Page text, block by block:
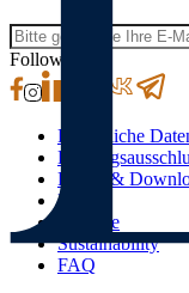
Follow Us
Persönliche
Presse &
Blog
Karriere
Sustainability
FAQ